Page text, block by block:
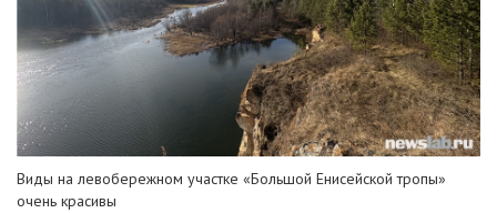
Виды на левобережном участке «Большой Енисейской тропы»
очень красивы